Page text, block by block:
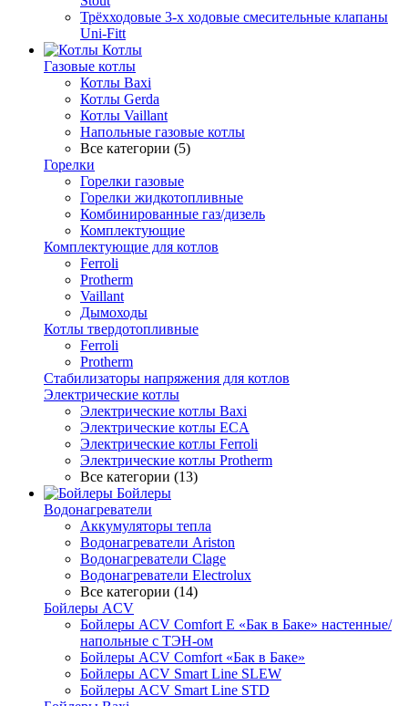
Трёхходовые 3-х ходовые смесительные клапаны
Uni-Fitt
Котлы
Газовые котлы
Котлы Baxi
Котлы Gerda
Котлы Vaillant
Напольные газовые котлы
Все категории (5)
Горелки
Горелки газовые
Горелки жидкотопливные
Комбинированные газ/дизель
Комплектующие
Комплектующие для котлов
Ferroli
Protherm
Vaillant
Дымоходы
Котлы твердотопливные
Ferroli
Protherm
Стабилизаторы напряжения для котлов
Электрические котлы
Электрические котлы Baxi
Электрические котлы ECA
Электрические котлы Ferroli
Электрические котлы Protherm
Все категории (13)
Бойлеры
Водонагреватели
Аккумуляторы тепла
Водонагреватели Ariston
Водонагреватели Clage
Водонагреватели Electrolux
Все категории (14)
Бойлеры ACV
Бойлеры ACV Comfort E «Бак в Баке» настенные/
напольные c ТЭН-ом
Бойлеры ACV Comfort «Бак в Баке»
Бойлеры ACV Smart Line SLEW
Бойлеры ACV Smart Line STD